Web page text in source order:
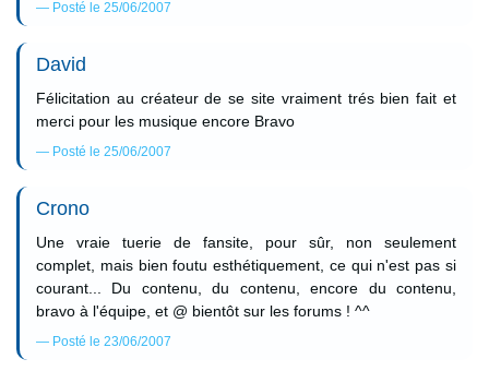
Posté le 25/06/2007
David
Félicitation au créateur de se site vraiment trés bien fait et
merci pour les musique encore Bravo
Posté le 25/06/2007
Crono
Une vraie tuerie de fansite, pour sûr, non seulement
complet, mais bien foutu esthétiquement, ce qui n'est pas si
courant... Du contenu, du contenu, encore du contenu,
bravo à l'équipe, et @ bientôt sur les forums ! ^^
Posté le 23/06/2007